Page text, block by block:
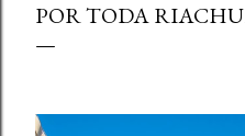
POR TODA